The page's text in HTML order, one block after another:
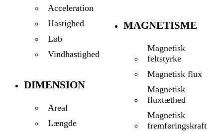
Acceleration
Hastighed
Løb
Vindhastighed
DIMENSION
Areal
Længde
MAGNETISME
Magnetisk
feltstyrke
Magnetisk flux
Magnetisk
fluxtæthed
Magnetisk
fremføringskraft